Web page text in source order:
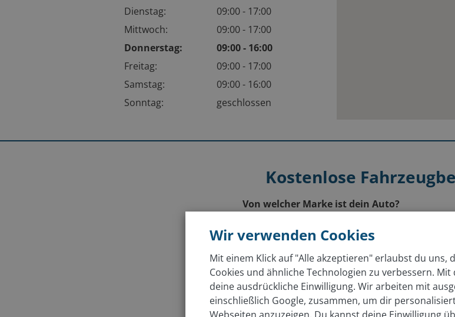
Dienstag:
09:00 - 17:00
Mittwoch:
09:00 - 17:00
Donnerstag:
09:00 - 16:00
Freitag:
09:00 - 17:00
Samstag:
09:00 - 16:00
Sonntag:
geschlossen
Kostenlose
Von welcher Marke ist dein Auto?
Welches Modell?
In welchem Jahr wurde es zugelassen?
Wir verwenden Cookies
Mit einem Klick auf "Alle akzeptieren" erlaubst du
Cookies und ähnliche Technologien zu verbessern.
deine ausdrückliche Einwilligung. Wir arbeiten mit
einschließlich Google, zusammen, um dir